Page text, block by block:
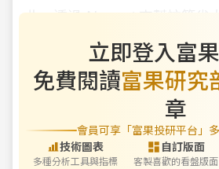
此，透過 AI agent 來幫忙節省
立即登入富
免費閱讀富果研究
章
會員可享「富果投研平台」
技術圖表
多種分析工具與指標
自訂版面
客製喜歡的看盤版面